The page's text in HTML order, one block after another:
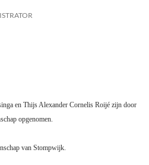
en Thijs Alexander Cornelis Roijé zijn door
opgenomen.
van Stompwijk.